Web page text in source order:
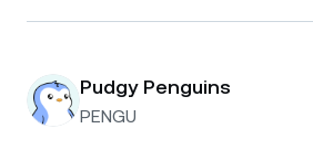
Pudgy Penguins
PENGU